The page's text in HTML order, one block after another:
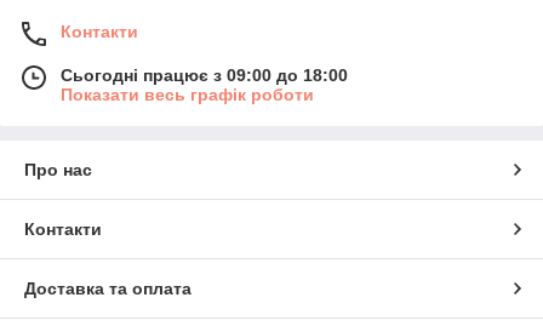
Контакти
Сьогодні працює з 09:00 до 18:00
Показати весь графік роботи
Про нас
Контакти
Доставка та оплата